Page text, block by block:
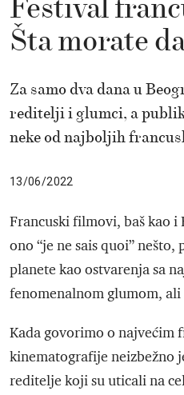
Festival
Šta morate
Za samo dva dana u
reditelji i glumci, a
neke od najboljih
13/06/2022
Francuski filmovi, baš kao i
ono “je ne sais quoi” nešto,
planete kao ostvarenja sa
fenomenalnom glumom,
Kada govorimo o najvećim
kinematografije neizbežno
reditelje koji su uticali na